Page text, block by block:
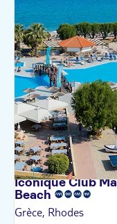
Iconique Club
Beach
Grèce, Rhodes